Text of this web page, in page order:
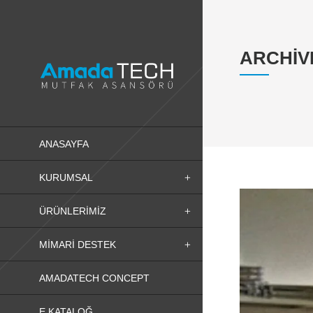
ANASAYFA
KURUMSAL
ÜRÜNLERIMIZ
MIMARI DESTEK
AMADATECH CONCEPT